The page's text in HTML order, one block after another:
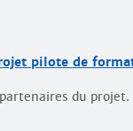
pilote de
du projet.